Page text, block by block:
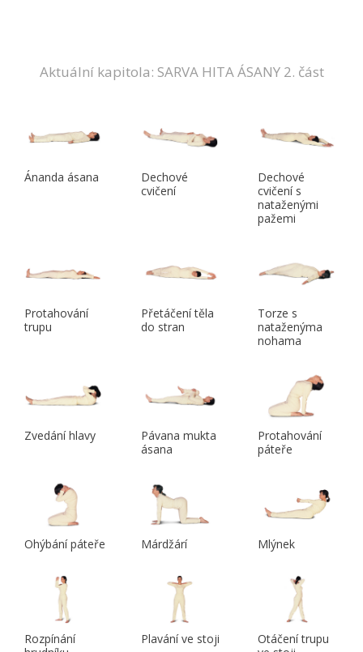
Aktuální kapitola: SARVA HITA ÁSANY 2. část
Ánanda ásana
Dechové
cvičení
Dechové
cvičení s
nataženými
pažemi
Protahování
trupu
Přetáčení těla
do stran
Torze s
nataženýma
nohama
Zvedání hlavy
Pávana mukta
ásana
Protahování
páteře
Ohýbání páteře Márdžárí Mlýnek
Rozpínání
Plavání ve stoji
Otáčení trupu